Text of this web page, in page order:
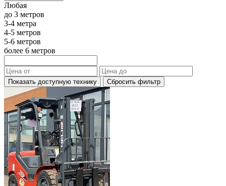
Любая
до 3 метров
3-4 метра
4-5 метров
5-6 метров
более 6 метров
Показать доступную технику Сбросить фильтр